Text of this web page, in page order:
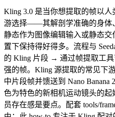
Kling 3.0 是当你想提取的帧以
游选择——其解剖学准确的身体
静态作为图像编辑输入或静态
置下保持得好得多。流程与
的 Kling 片段 → 通过帧提取工
强的帧。Kling 源提取的常见下
中片段帧并馈送到 Nano
色为特色的新相机运动镜头的
员存在感是要点。配套 tools/